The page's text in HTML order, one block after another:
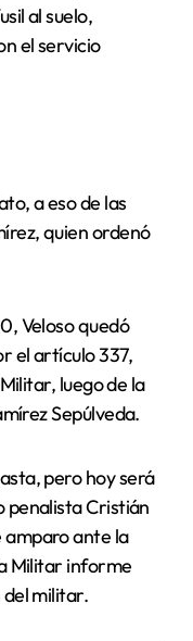
al suelo,
el servicio
a eso de las
quien ordenó
Veloso quedó
el artículo 337,
luego de la
Sepúlveda.
pero hoy será
penalista Cristián
amparo ante la
Militar informe
del militar.